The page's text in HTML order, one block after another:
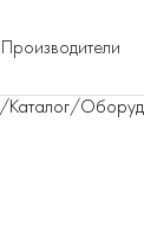
Производители
/Каталог/